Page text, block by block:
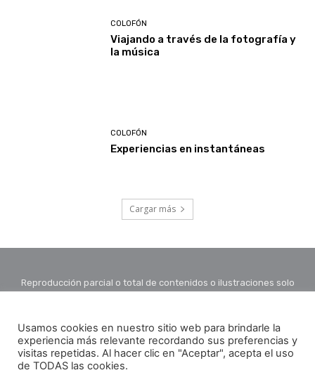
COLOFÓN
Viajando a través de la fotografía y
la música
COLOFÓN
Experiencias en instantáneas
Cargar más
Reproducción parcial o total de contenidos o ilustraciones solo
Usamos cookies en nuestro sitio web para brindarle la
experiencia más relevante recordando sus preferencias y
visitas repetidas. Al hacer clic en "Aceptar", acepta el uso
de TODAS las cookies.